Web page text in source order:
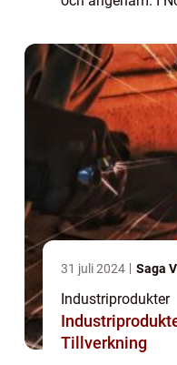
erb...
31 juli 2024 Saga
Industriprodukter
Tillverkning